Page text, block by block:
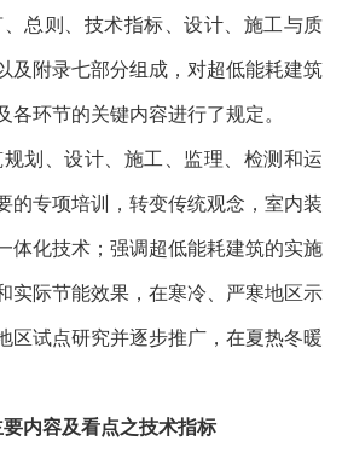
、总则、技术指标、设计、施工与质
及附录七部分组成，对超低能耗建筑
各环节的关键内容进行了规定。
划、设计、施工、监理、检测和运
的专项培训，转变传统观念，室内装
体化技术；强调超低能耗建筑的实施
实际节能效果，在寒冷、严寒地区示
区试点研究并逐步推广，在夏热冬暖
要内容及看点之技术指标